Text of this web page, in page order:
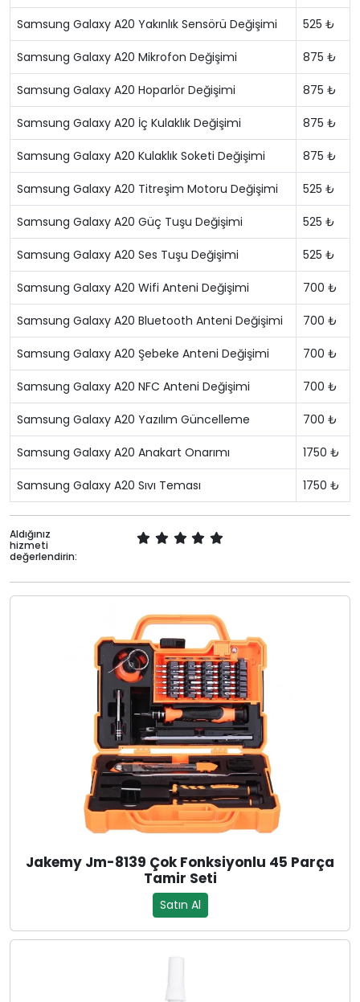
Samsung Galaxy A20 Yakınlık Sensörü Değişimi 525 ₺
Samsung Galaxy A20 Mikrofon Değişimi 875 ₺
Samsung Galaxy A20 Hoparlör Değişimi 875 ₺
Samsung Galaxy A20 İç Kulaklık Değişimi 875 ₺
Samsung Galaxy A20 Kulaklık Soketi Değişimi 875 ₺
Samsung Galaxy A20 Titreşim Motoru Değişimi 525 ₺
Samsung Galaxy A20 Güç Tuşu Değişimi 525 ₺
Samsung Galaxy A20 Ses Tuşu Değişimi 525 ₺
Samsung Galaxy A20 Wifi Anteni Değişimi 700 ₺
Samsung Galaxy A20 Bluetooth Anteni Değişimi 700 ₺
Samsung Galaxy A20 Şebeke Anteni Değişimi 700 ₺
Samsung Galaxy A20 NFC Anteni Değişimi 700 ₺
Samsung Galaxy A20 Yazılım Güncelleme 700 ₺
Samsung Galaxy A20 Anakart Onarımı 1750 ₺
Samsung Galaxy A20 Sıvı Teması 1750 ₺
Aldığınız
hizmeti
değerlendirin:
Jakemy Jm-8139 Çok Fonksiyonlu 45 Parça
Tamir Seti
Satın Al